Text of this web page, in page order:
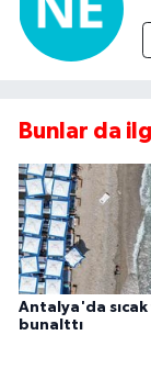
Bunlar da
Antalya'da sıcak
bunalttı